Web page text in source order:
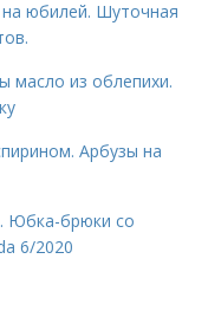
юбилей. Шуточная
масло из облепихи.
Арбузы на
Юбка-брюки со
6/2020